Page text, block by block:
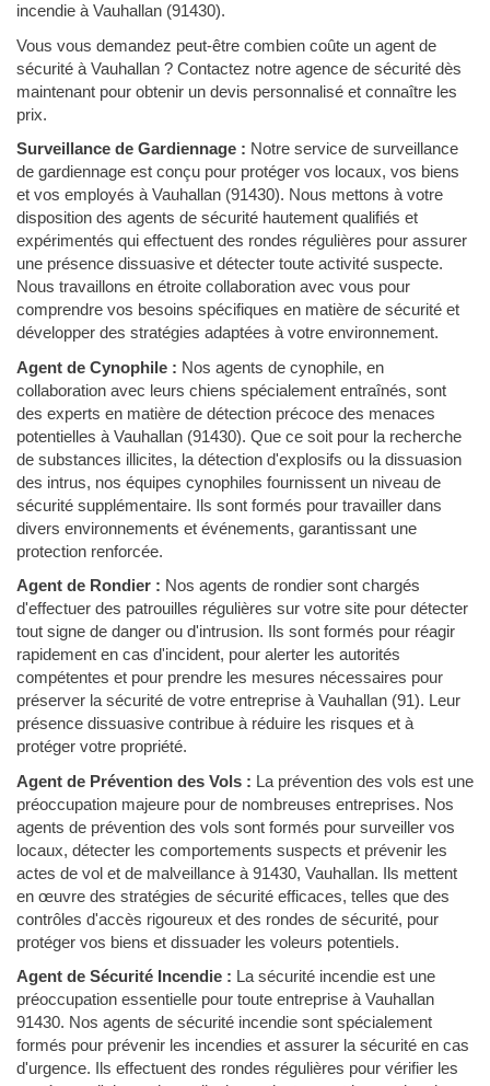
incendie à Vauhallan (91430).
Vous vous demandez peut-être combien coûte un agent de
sécurité à Vauhallan ? Contactez notre agence de sécurité dès
maintenant pour obtenir un devis personnalisé et connaître les
prix.
Surveillance de Gardiennage : Notre service de surveillance
de gardiennage est conçu pour protéger vos locaux, vos biens
et vos employés à Vauhallan (91430). Nous mettons à votre
disposition des agents de sécurité hautement qualifiés et
expérimentés qui effectuent des rondes régulières pour assurer
une présence dissuasive et détecter toute activité suspecte.
Nous travaillons en étroite collaboration avec vous pour
comprendre vos besoins spécifiques en matière de sécurité et
développer des stratégies adaptées à votre environnement.
Agent de Cynophile : Nos agents de cynophile, en
collaboration avec leurs chiens spécialement entraînés, sont
des experts en matière de détection précoce des menaces
potentielles à Vauhallan (91430). Que ce soit pour la recherche
de substances illicites, la détection d'explosifs ou la dissuasion
des intrus, nos équipes cynophiles fournissent un niveau de
sécurité supplémentaire. Ils sont formés pour travailler dans
divers environnements et événements, garantissant une
protection renforcée.
Agent de Rondier : Nos agents de rondier sont chargés
d'effectuer des patrouilles régulières sur votre site pour détecter
tout signe de danger ou d'intrusion. Ils sont formés pour réagir
rapidement en cas d'incident, pour alerter les autorités
compétentes et pour prendre les mesures nécessaires pour
préserver la sécurité de votre entreprise à Vauhallan (91). Leur
présence dissuasive contribue à réduire les risques et à
protéger votre propriété.
Agent de Prévention des Vols : La prévention des vols est une
préoccupation majeure pour de nombreuses entreprises. Nos
agents de prévention des vols sont formés pour surveiller vos
locaux, détecter les comportements suspects et prévenir les
actes de vol et de malveillance à 91430, Vauhallan. Ils mettent
en œuvre des stratégies de sécurité efficaces, telles que des
contrôles d'accès rigoureux et des rondes de sécurité, pour
protéger vos biens et dissuader les voleurs potentiels.
Agent de Sécurité Incendie : La sécurité incendie est une
préoccupation essentielle pour toute entreprise à Vauhallan
91430. Nos agents de sécurité incendie sont spécialement
formés pour prévenir les incendies et assurer la sécurité en cas
d'urgence. Ils effectuent des rondes régulières pour vérifier les